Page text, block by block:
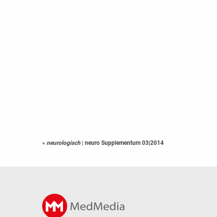
« neurologisch | neuro Supplementum 03|2014